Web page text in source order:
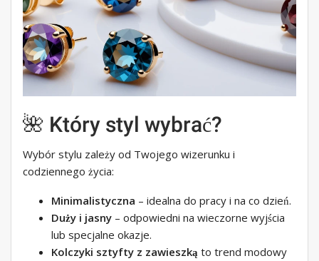
🌺 Który styl wybrać?
Wybór stylu zależy od Twojego wizerunku i
codziennego życia:
Minimalistyczna – idealna do pracy i na co dzień.
Duży i jasny – odpowiedni na wieczorne wyjścia
lub specjalne okazje.
Kolczyki sztyfty z zawieszką to trend modowy